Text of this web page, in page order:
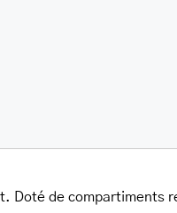
Doté de compartiments